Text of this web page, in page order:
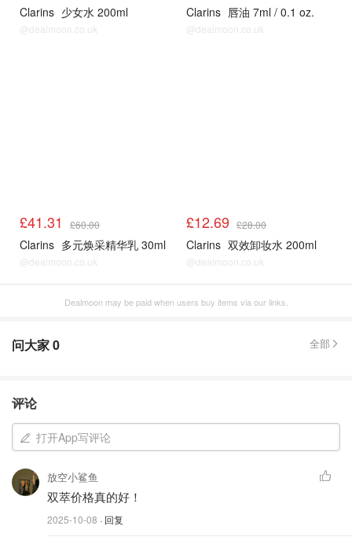
Clarins 少女水 200ml
@dealmoon.co.uk
Clarins 唇油 7ml / 0.1 oz.
@dealmoon.co.uk
£41.31 £60.00
Clarins 多元焕采精华乳 30ml
@dealmoon.co.uk
£12.69 £28.00
Clarins 双效卸妆水 200ml
@dealmoon.co.uk
Dealmoon may be paid when users buy items via our links.
问大家0 全部
评论
打开App写评论
放空小鲨鱼
双萃价格真的好！
2025-10-08 · 回复